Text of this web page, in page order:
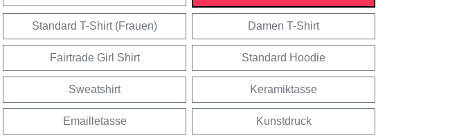
Standard T-Shirt (Frauen) Damen T-Shirt
Fairtrade Girl Shirt Standard Hoodie
Sweatshirt Keramiktasse
Emailletasse Kunstdruck